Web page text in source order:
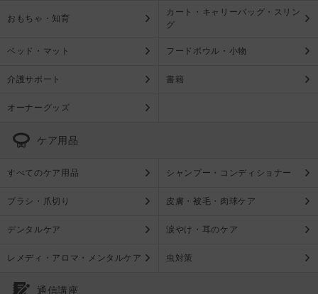
おもちゃ・知育
カート・キャリーバッグ・スリン
グ
ベッド・マット フードボウル・小物
介護サポート 書籍
オーナーグッズ
ケア用品
すべてのケア用品 シャンプー・コンディショナー
ブラシ・爪切り 皮膚・被毛・肉球ケア
デンタルケア 涙やけ・耳のケア
レメディ・アロマ・メンタルケア 虫対策
通信講座